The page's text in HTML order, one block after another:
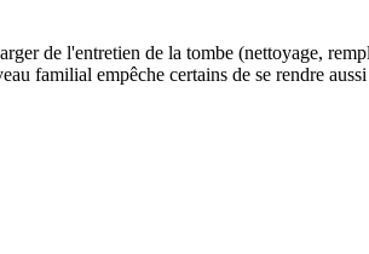
de l'entretien de la tombe (nettoyage,
familial empêche certains de se rendre